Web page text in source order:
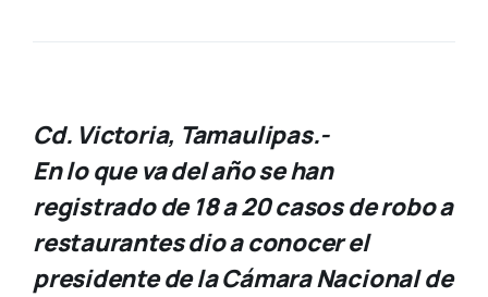
Cd. Victoria, Tamaulipas.-
En lo que va del año se han
registrado de 18 a 20 casos de robo a
restaurantes dio a conocer el
presidente de la Cámara Nacional de